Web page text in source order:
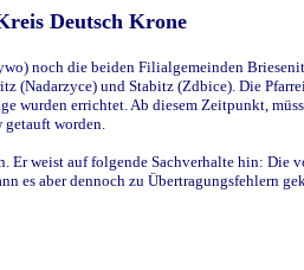
Deutsch Krone
noch die beiden Filialgemeinden
(Nadarzyce) und Stabitz (Zdbice). Die
errichtet. Ab diesem Zeitpunkt,
worden.
Er weist auf folgende Sachverhalte hin: Die
aber dennoch zu Übertragungsfehlern